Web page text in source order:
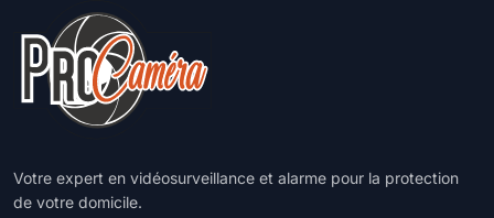
Votre expert en vidéosurveillance et alarme pour la protection
de votre domicile.